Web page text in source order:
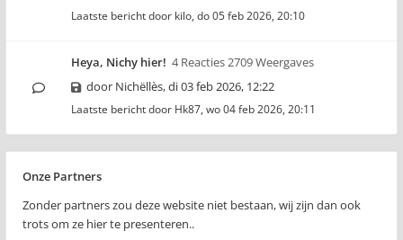
Laatste bericht door kilo, do 05 feb 2026, 20:10
Heya, Nichy hier! 4 Reacties 2709 Weergaves
door Nichëllès,di 03 feb 2026, 12:22
Laatste bericht door Hk87, wo 04 feb 2026, 20:11
Onze Partners
Zonder partners zou deze website niet bestaan, wij zijn dan ook
trots om ze hier te presenteren..